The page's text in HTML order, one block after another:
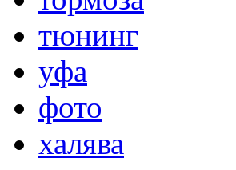
тюнинг
уфа
фото
халява